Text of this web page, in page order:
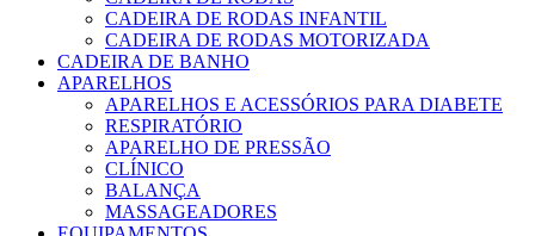
CADEIRA DE RODAS INFANTIL
CADEIRA DE RODAS MOTORIZADA
CADEIRA DE BANHO
APARELHOS
APARELHOS E ACESSÓRIOS PARA DIABETE
RESPIRATÓRIO
APARELHO DE PRESSÃO
CLÍNICO
BALANÇA
MASSAGEADORES